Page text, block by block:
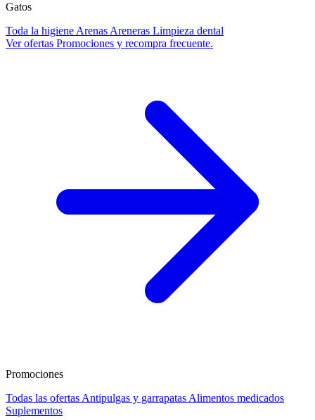
Gatos
Toda la higiene Arenas Areneras Limpieza dental
Ver ofertas Promociones y recompra frecuente.
Promociones
Todas las ofertas Antipulgas y garrapatas Alimentos medicados
Suplementos